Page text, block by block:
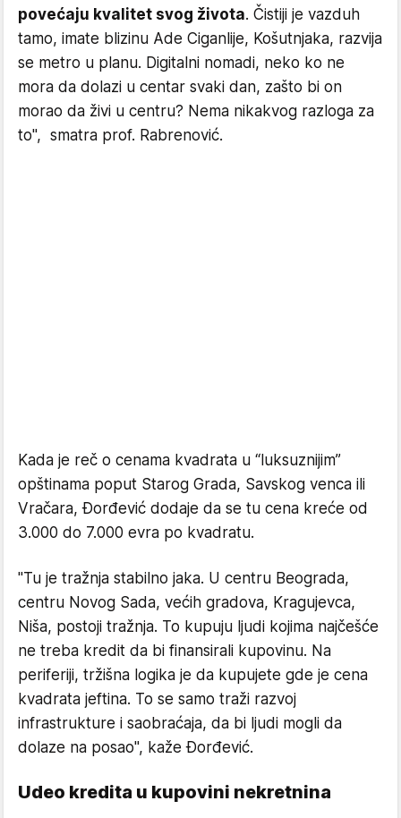
povećaju kvalitet svog života. Čistiji je vazduh
tamo, imate blizinu Ade Ciganlije, Košutnjaka, razvija
se metro u planu. Digitalni nomadi, neko ko ne
mora da dolazi u centar svaki dan, zašto bi on
morao da živi u centru? Nema nikakvog razloga za
to", smatra prof. Rabrenović.
Kada je reč o cenama kvadrata u “luksuznijim”
opštinama poput Starog Grada, Savskog venca ili
Vračara, Đorđević dodaje da se tu cena kreće od
3.000 do 7.000 evra po kvadratu.
"Tu je tražnja stabilno jaka. U centru Beograda,
centru Novog Sada, većih gradova, Kragujevca,
Niša, postoji tražnja. To kupuju ljudi kojima najčešće
ne treba kredit da bi finansirali kupovinu. Na
periferiji, tržišna logika je da kupujete gde je cena
kvadrata jeftina. To se samo traži razvoj
infrastrukture i saobraćaja, da bi ljudi mogli da
dolaze na posao", kaže Đorđević.
Udeo kredita u kupovini nekretnina